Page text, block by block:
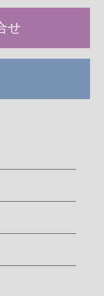
せ